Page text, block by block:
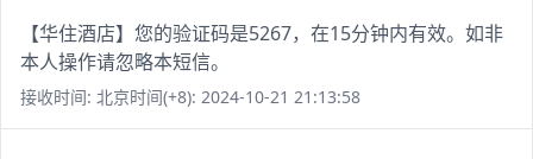
【华住酒店】您的验证码是5267，在15分钟内有效。如非
本人操作请忽略本短信。
接收时间: 北京时间(+8): 2024-10-21 21:13:58